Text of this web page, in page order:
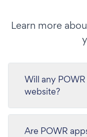
Learn more
Will any
website?
Are POWR